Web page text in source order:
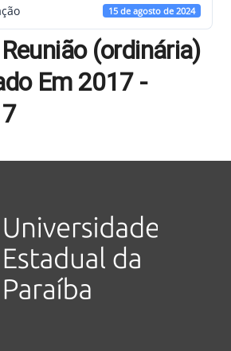
15 de agosto de 2024
(ordinária)
Em 2017 -